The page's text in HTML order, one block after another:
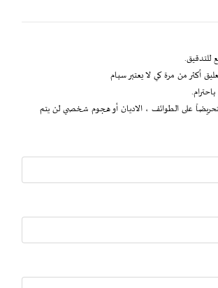
للتدقيق.
أكثر من مرة كي لا يعتبر سبام
تحريضاً على الطوائف ، الاديان أو هجوم شخصي لن يتم